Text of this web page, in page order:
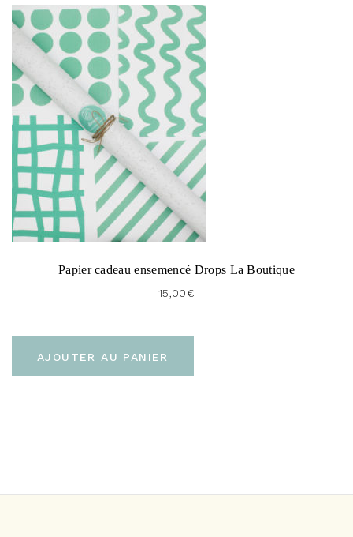
Papier cadeau ensemencé Drops La Boutique
15,00€
AJOUTER AU PANIER